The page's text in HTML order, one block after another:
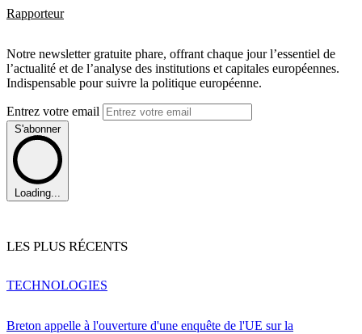
Rapporteur
Notre newsletter gratuite phare, offrant chaque jour l’essentiel de
l’actualité et de l’analyse des institutions et capitales européennes.
Indispensable pour suivre la politique européenne.
Entrez votre email
S'abonner
Loading...
LES PLUS RÉCENTS
Breton appelle à l'ouverture d'une enquête de l'UE sur la
TECHNOLOGIES